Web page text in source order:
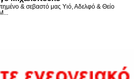
& σεβαστό μας Υιό, Αδελφό & Θείο